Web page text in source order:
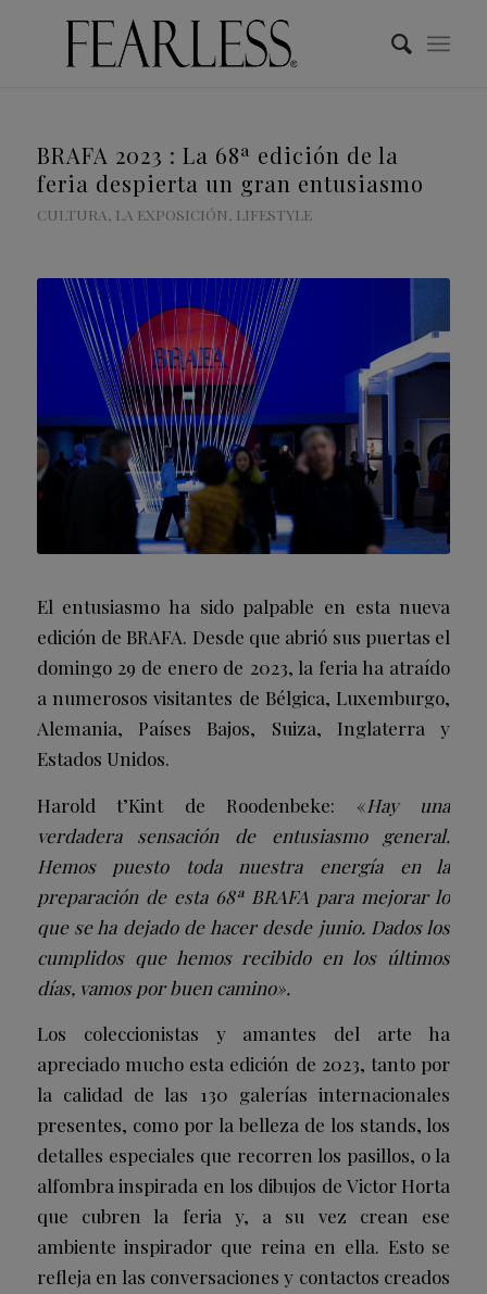
BRAFA 2023 : La 68ª edición de la
feria despierta un gran entusiasmo
CULTURA, LA EXPOSICIÓN, LIFESTYLE
El entusiasmo ha sido palpable en esta nueva
edición de BRAFA. Desde que abrió sus puertas el
domingo 29 de enero de 2023, la feria ha atraído
a numerosos visitantes de Bélgica, Luxemburgo,
Alemania, Países Bajos, Suiza, Inglaterra y
Estados Unidos.
Harold t’Kint de Roodenbeke: «Hay una
verdadera sensación de entusiasmo general.
Hemos puesto toda nuestra energía en la
preparación de esta 68ª BRAFA para mejorar lo
que se ha dejado de hacer desde junio. Dados los
cumplidos que hemos recibido en los últimos
días, vamos por buen camino».
Los coleccionistas y amantes del arte ha
apreciado mucho esta edición de 2023, tanto por
la calidad de las 130 galerías internacionales
presentes, como por la belleza de los stands, los
detalles especiales que recorren los pasillos, o la
alfombra inspirada en los dibujos de Victor Horta
que cubren la feria y, a su vez crean ese
ambiente inspirador que reina en ella. Esto se
refleja en las conversaciones y contactos creados